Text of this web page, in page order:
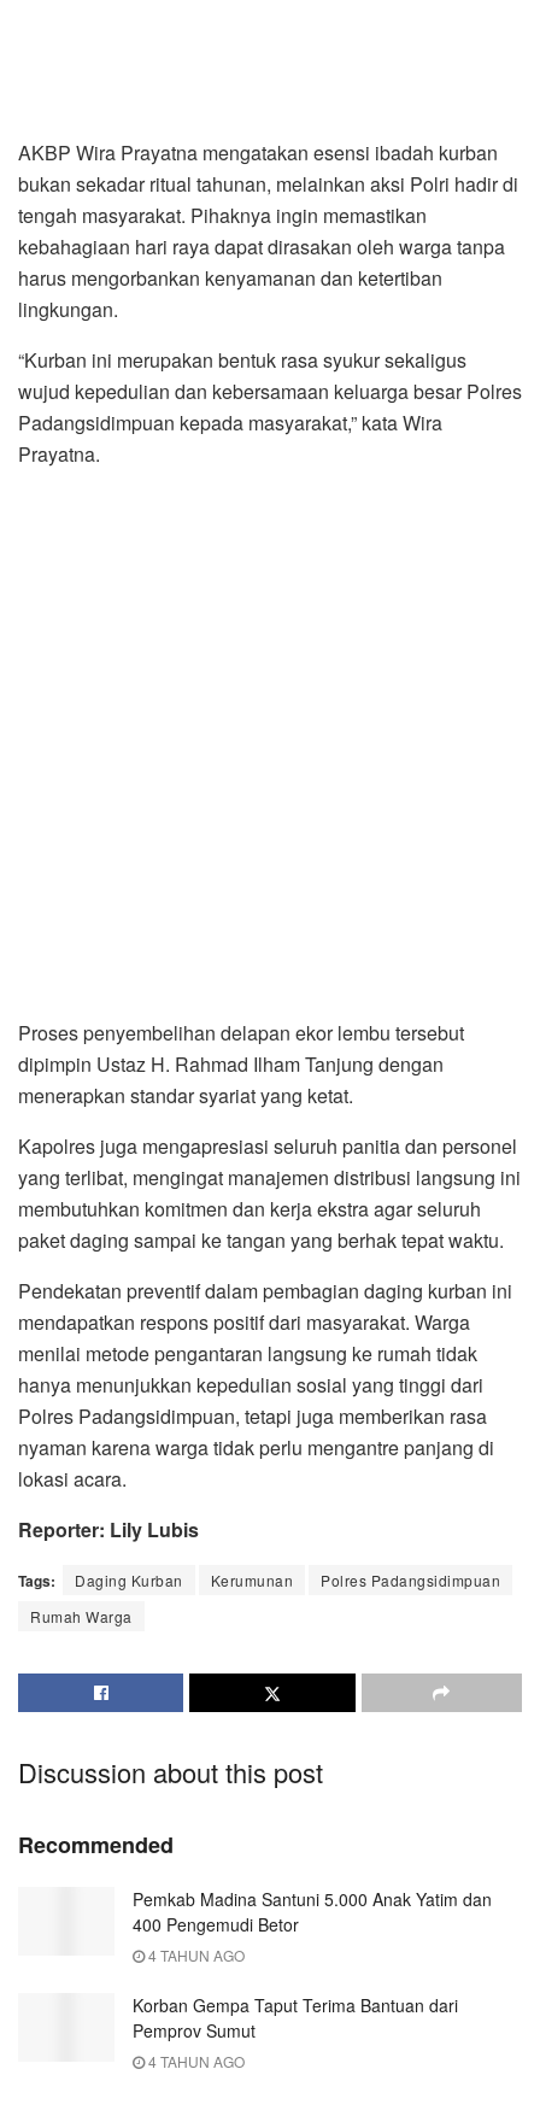
AKBP Wira Prayatna mengatakan esensi ibadah kurban
bukan sekadar ritual tahunan, melainkan aksi Polri hadir di
tengah masyarakat. Pihaknya ingin memastikan
kebahagiaan hari raya dapat dirasakan oleh warga tanpa
harus mengorbankan kenyamanan dan ketertiban
lingkungan.
“Kurban ini merupakan bentuk rasa syukur sekaligus
wujud kepedulian dan kebersamaan keluarga besar Polres
Padangsidimpuan kepada masyarakat,” kata Wira
Prayatna.
Proses penyembelihan delapan ekor lembu tersebut
dipimpin Ustaz H. Rahmad Ilham Tanjung dengan
menerapkan standar syariat yang ketat.
Kapolres juga mengapresiasi seluruh panitia dan personel
yang terlibat, mengingat manajemen distribusi langsung ini
membutuhkan komitmen dan kerja ekstra agar seluruh
paket daging sampai ke tangan yang berhak tepat waktu.
Pendekatan preventif dalam pembagian daging kurban ini
mendapatkan respons positif dari masyarakat. Warga
menilai metode pengantaran langsung ke rumah tidak
hanya menunjukkan kepedulian sosial yang tinggi dari
Polres Padangsidimpuan, tetapi juga memberikan rasa
nyaman karena warga tidak perlu mengantre panjang di
lokasi acara.
Reporter: Lily Lubis
Tags: Daging Kurban Kerumunan
Polres Padangsidimpuan
Rumah Warga
Discussion about this post
Recommended
Pemkab Madina Santuni 5.000 Anak Yatim dan
400 Pengemudi Betor
4 TAHUN AGO
Korban Gempa Taput Terima Bantuan dari
Pemprov Sumut
4 TAHUN AGO